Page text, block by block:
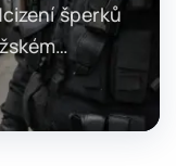
šperků
ve
v Brně